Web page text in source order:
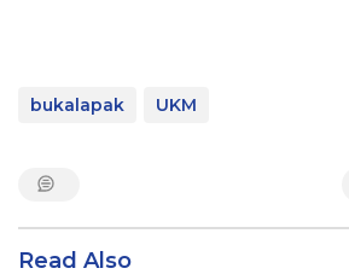
bukalapak UKM
Read Also